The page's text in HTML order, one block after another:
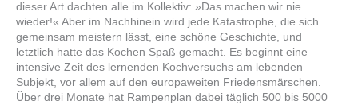
dieser Art dachten alle im Kollektiv: »Das machen wir nie
wieder!« Aber im Nachhinein wird jede Katastrophe, die sich
gemeinsam meistern lässt, eine schöne Geschichte, und
letztlich hatte das Kochen Spaß gemacht. Es beginnt eine
intensive Zeit des lernenden Kochversuchs am lebenden
Subjekt, vor allem auf den europaweiten Friedensmärschen.
Über drei Monate hat Rampenplan dabei täglich 500 bis 5000